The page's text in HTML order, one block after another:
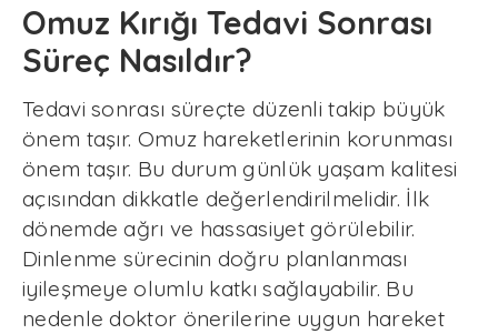
Omuz Kırığı Tedavi Sonrası
Süreç Nasıldır?
Tedavi sonrası süreçte düzenli takip büyük
önem taşır. Omuz hareketlerinin korunması
önem taşır. Bu durum günlük yaşam kalitesi
açısından dikkatle değerlendirilmelidir. İlk
dönemde ağrı ve hassasiyet görülebilir.
Dinlenme sürecinin doğru planlanması
iyileşmeye olumlu katkı sağlayabilir. Bu
nedenle doktor önerilerine uygun hareket